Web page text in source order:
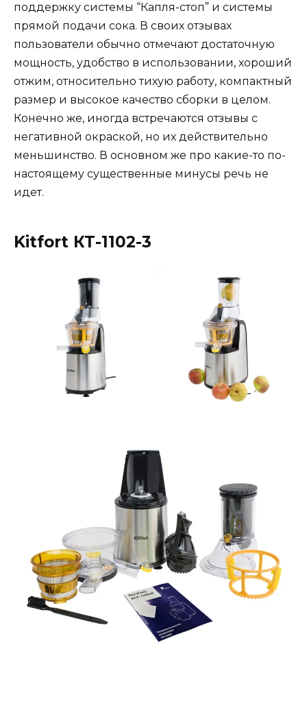
поддержку системы “Капля-стоп” и системы
прямой подачи сока. В своих отзывах
пользователи обычно отмечают достаточную
мощность, удобство в использовании, хороший
отжим, относительно тихую работу, компактный
размер и высокое качество сборки в целом.
Конечно же, иногда встречаются отзывы с
негативной окраской, но их действительно
меньшинство. В основном же про какие-то по-
настоящему существенные минусы речь не
идет.
Kitfort КТ-1102-3